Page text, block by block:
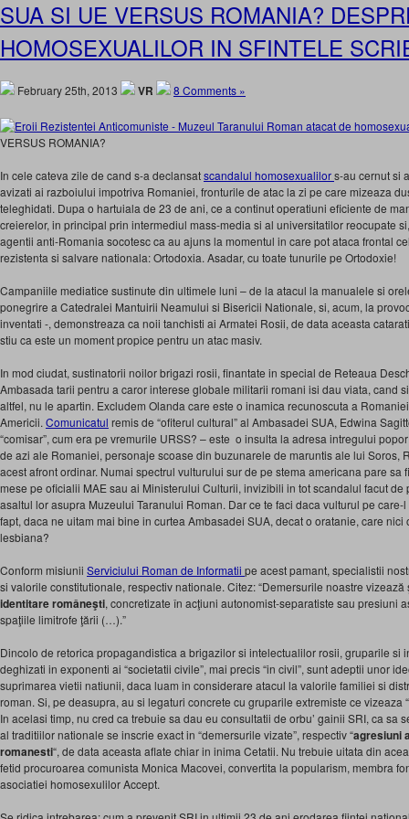
SUA SI UE VERSUS ROMANIA?
HOMOSEXUALILOR IN SFINTELE
February 25th, 2013 VR 8 Comments »
VERSUS ROMANIA?
In cele cateva zile de cand s-a declansatscandalul homosexualilors-au cernut si
avizati ai razboiului impotriva Romaniei, fronturile de atac la zi pe care mizeaza
teleghidati. Dupa o hartuiala de 23 de ani, ce a continut operatiuni eficiente de
creierelor, in principal prin intermediul mass-media si al universitatilor reocupate
agentii anti-Romania socotesc ca au ajuns la momentul in care pot ataca frontal
rezistenta si salvare nationala: Ortodoxia. Asadar, cu toate tunurile pe Ortodoxie!
Campaniile mediatice sustinute din ultimele luni – de la atacul la manualele si
ponegrire a Catedralei Mantuirii Neamului si Bisericii Nationale, si, acum, la
inventati -, demonstreaza ca noii tanchisti ai Armatei Rosii, de data aceasta
stiu ca este un moment propice pentru un atac masiv.
In mod ciudat, sustinatorii noilor brigazi rosii, finantate in special de Reteaua
Ambasada tarii pentru a caror interese globale militarii romani isi dau viata, cand
altfel, nu le apartin. Excludem Olanda care este o inamica recunoscuta a
Americii. Comunicatul remis de “ofiterul cultural” al Ambasadei SUA, Edwina
“comisar”, cum era pe vremurile URSS? – este o insulta la adresa intregului
de azi ale Romaniei, personaje scoase din buzunarele de maruntis ale lui Soros,
acest afront ordinar. Numai spectrul vulturului sur de pe stema americana pare sa
mese pe oficialii MAE sau ai Ministerului Culturii, invizibili in tot scandalul facut
asaltul lor asupra Muzeului Taranului Roman. Dar ce te faci daca vulturul pe
fapt, daca ne uitam mai bine in curtea Ambasadei SUA, decat o oratanie, care
lesbiana?
Conform misiunii Serviciului Roman de Informatii pe acest pamant, specialistii
si valorile constitutionale, respectiv nationale. Citez: “Demersurile noastre vizează
identitare româneşti, concretizate în acţiuni autonomist-separatiste sau presiuni
spaţiile limitrofe ţării (…).”
Dincolo de retorica propagandistica a brigazilor si intelectualilor rosii, gruparile si
deghizati in exponenti ai “societatii civile”, mai precis “in civil”, sunt adeptii unor
suprimarea vietii natiunii, daca luam in considerare atacul la valorile familiei si
roman. Si, pe deasupra, au si legaturi concrete cu gruparile extremiste ce vizeaza
In acelasi timp, nu cred ca trebuie sa dau eu consultatii de orbu’ gainii SRI, ca sa
al traditiilor nationale se inscrie exact in “demersurile vizate”, respectiv “agresiuni
romanesti“, de data aceasta aflate chiar in inima Cetatii. Nu trebuie uitata din
fetid procuroarea comunista Monica Macovei, convertita la popularism, membra
asociatiei homosexulilor Accept.